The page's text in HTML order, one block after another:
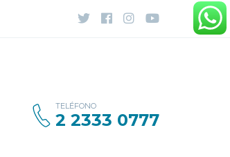
TELÉFONO
2 2333 0777